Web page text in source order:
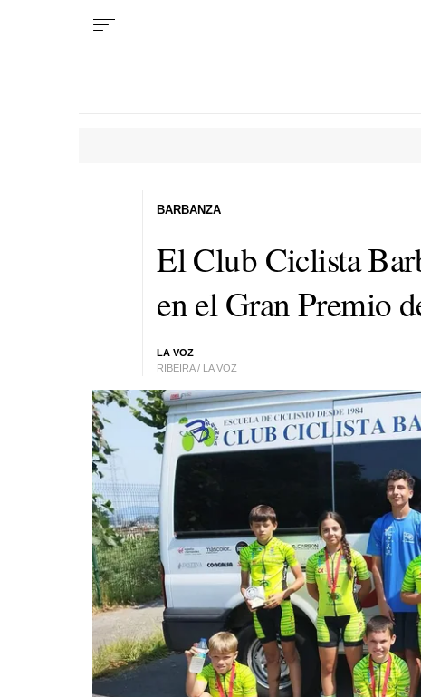
El Club Ciclista
en el Gran Premio
LA VOZ
RIBEIRA / LA VOZ
BARBANZA